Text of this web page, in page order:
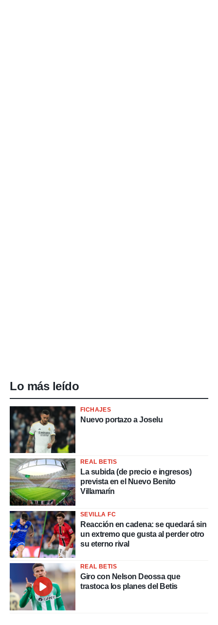
Lo más leído
FICHAJES
Nuevo portazo a Joselu
REAL BETIS
La subida (de precio e ingresos)
prevista en el Nuevo Benito
Villamarín
SEVILLA FC
Reacción en cadena: se quedará sin
un extremo que gusta al perder otro
su eterno rival
REAL BETIS
Giro con Nelson Deossa que
trastoca los planes del Betis